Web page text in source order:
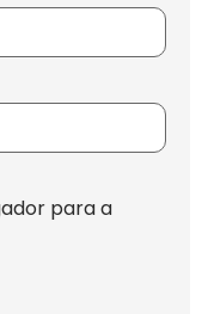
para a